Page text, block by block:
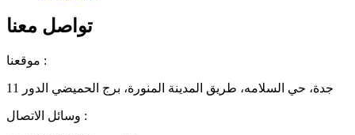
تواصل معنا
موقعنا :
جدة، حي السلامه، طريق المدينة المنورة، برج الحميضي الدور 11
وسائل الاتصال :